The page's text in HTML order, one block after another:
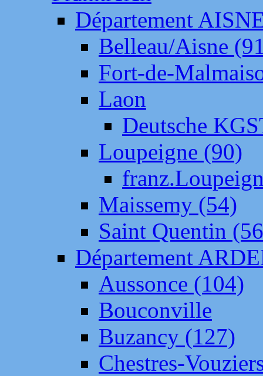
Département
Belleau/Aisne
Fort-de-
Laon
Deutsche
Loupeigne (90)
Maissemy (54)
Saint Quentin
Département
Aussonce (104)
Bouconville
Buzancy (127)
Chestres-